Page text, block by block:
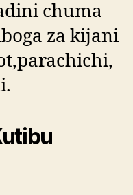
chuma
za kijani